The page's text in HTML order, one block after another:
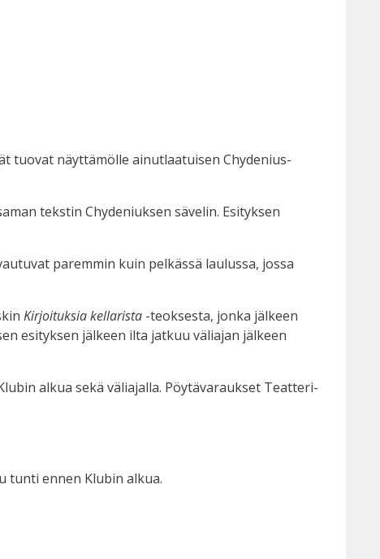
tuovat näyttämölle ainutlaatuisen Chydenius-
tekstin Chydeniuksen sävelin. Esityksen
paremmin kuin pelkässä laulussa, jossa
Kirjoituksia kellarista -teoksesta, jonka jälkeen
esityksen jälkeen ilta jatkuu väliajan jälkeen
alkua sekä väliajalla. Pöytävaraukset Teatteri-
tunti ennen Klubin alkua.